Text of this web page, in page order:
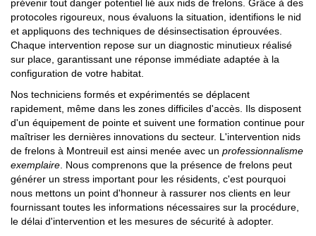
prévenir tout danger potentiel lié aux nids de frelons. Grâce à des
protocoles rigoureux, nous évaluons la situation, identifions le nid
et appliquons des techniques de désinsectisation éprouvées.
Chaque intervention repose sur un diagnostic minutieux réalisé
sur place, garantissant une réponse immédiate adaptée à la
configuration de votre habitat.
Nos techniciens formés et expérimentés se déplacent
rapidement, même dans les zones difficiles d'accès. Ils disposent
d'un équipement de pointe et suivent une formation continue pour
maîtriser les dernières innovations du secteur. L'intervention nids
de frelons à Montreuil est ainsi menée avec un professionnalisme
exemplaire . Nous comprenons que la présence de frelons peut
générer un stress important pour les résidents, c'est pourquoi
nous mettons un point d'honneur à rassurer nos clients en leur
fournissant toutes les informations nécessaires sur la procédure,
le délai d'intervention et les mesures de sécurité à adopter.